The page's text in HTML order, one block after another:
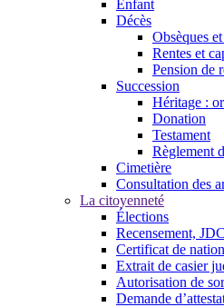
Enfant
Décès
Obsèques
Rentes et
Pension de
Succession
Héritage :
Donation
Testament
Règlement
Cimetière
Consultation des
La citoyenneté
Élections
Recensement,
Certificat de
Extrait de casier
Autorisation de
Demande